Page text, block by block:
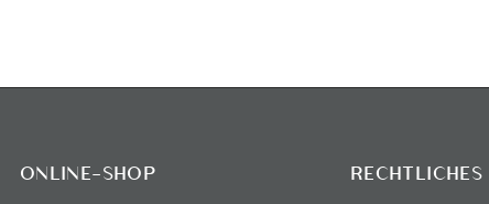
ONLINE-SHOP RECHTLICHES